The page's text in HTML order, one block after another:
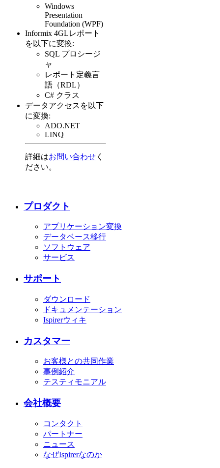
Windows
Presentation
Foundation (WPF)
Informix 4GLレポート
を以下に変換:
SQL プロシージ
ャ
レポート定義言
語（RDL）
C# クラス
データアクセスを以下
に変換:
ADO.NET
LINQ
詳細はお問い合わせ く
ださい。
プロダクト
アプリケーション変換
データベース移行
ソフトウェア
サービス
サポート
ダウンロード
ドキュメンテーション
Ispirerウィキ
カスタマー
お客様との共同作業
事例紹介
テスティモニアル
会社概要
コンタクト
パートナー
ニュース
なぜIspirerなのか